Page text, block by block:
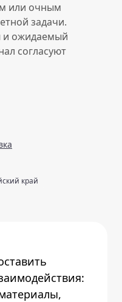
или очным
задачи.
и ожидаемый
согласуют
край